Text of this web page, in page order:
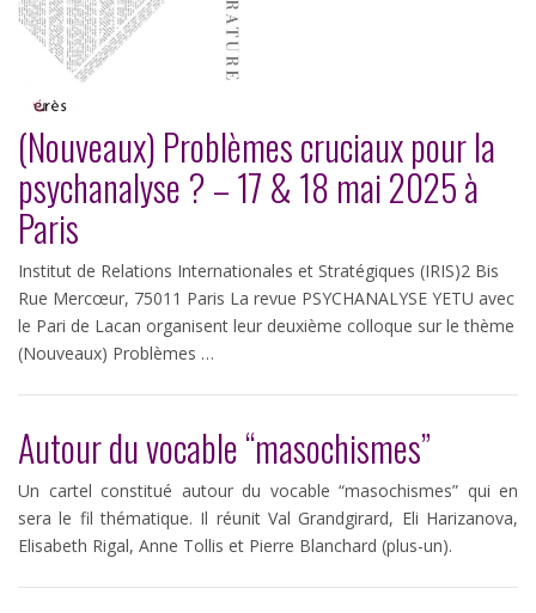
(Nouveaux) Problèmes cruciaux pour la
psychanalyse ? – 17 & 18 mai 2025 à
Paris
Institut de Relations Internationales et Stratégiques (IRIS)2 Bis
Rue Mercœur, 75011 Paris La revue PSYCHANALYSE YETU avec
le Pari de Lacan organisent leur deuxième colloque sur le thème
(Nouveaux) Problèmes …
Autour du vocable “masochismes”
Un cartel constitué autour du vocable “masochismes” qui en
sera le fil thématique. Il réunit Val Grandgirard, Eli Harizanova,
Elisabeth Rigal, Anne Tollis et Pierre Blanchard (plus-un).